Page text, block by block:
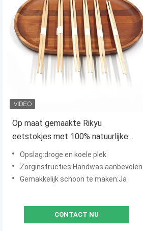
Op maat gemaakte Rikyu
eetstokjes met 100% natuurlijke
Moso bamboe voedsel veilig en
ergonomisch ontwerp
Opslag:droge en koele plek
Zorginstructies:Handwas aanbevolen
Gemakkelijk schoon te maken:Ja
CONTACT NU